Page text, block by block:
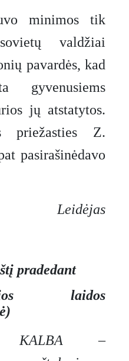
minimos tik
valdžiai
pavardės, kad
gyvenusiems
jų atstatytos.
priežasties Z.
pasirašinėdavo
Leidėjas
pradedant
laidos
KALBA–